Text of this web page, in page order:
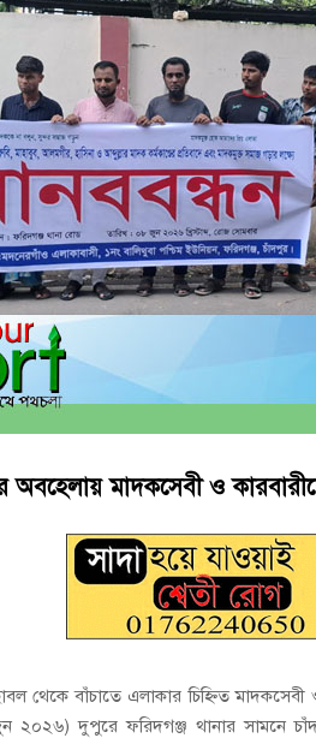
ফিরিয়ে দিতে বিএনপি সরকার
কোম্পানী লিমিটেডের মরণোত্তর
অবহেলায় মাদকসেবী ও
থেকে বাঁচাতে এলাকার চিহ্নিত
২০২৬) দুপুরে ফরিদগঞ্জ থানার সামনে